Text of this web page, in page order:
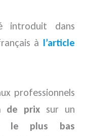
introduit dans
à l’article
professionnels
de prix sur un
le plus bas